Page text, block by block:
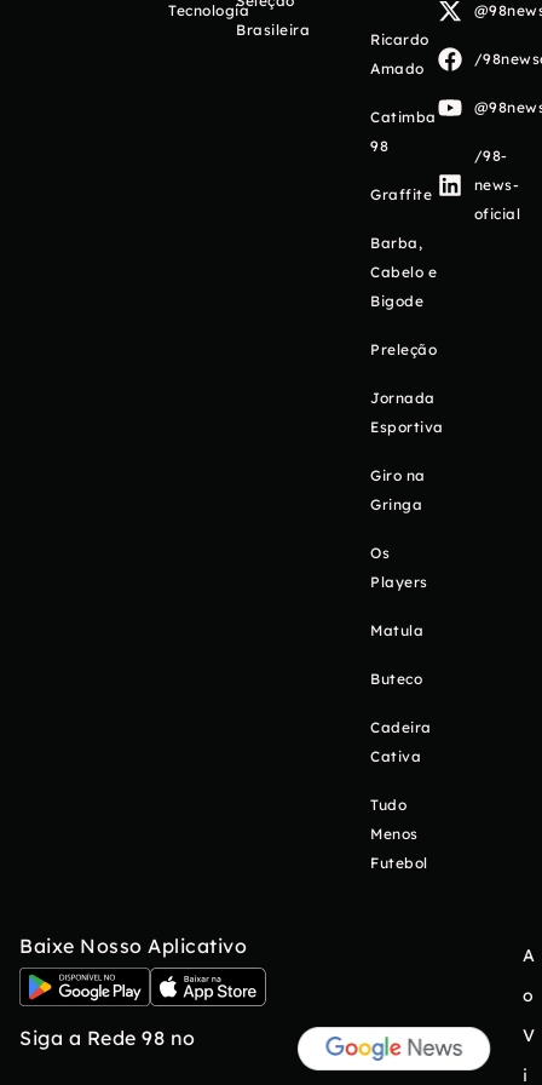
Tecnologia
Brasileira
Ricardo
Amado
Catimba
98
Graffite
Barba,
Cabelo e
Bigode
Preleção
Jornada
Esportiva
Giro na
Gringa
Os
Players
Matula
Buteco
Cadeira
Cativa
Tudo
Menos
Futebol
/
/98-
news-
oficial
Baixe Nosso Aplicativo
Siga a Rede 98 no
A
o
V
i